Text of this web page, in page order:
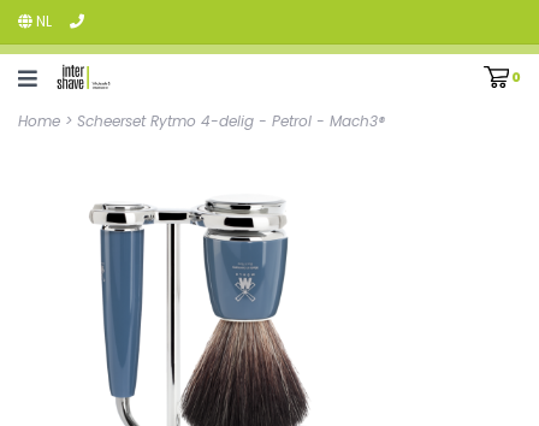
NL
0
Home > Scheerset Rytmo 4-delig - Petrol - Mach3®